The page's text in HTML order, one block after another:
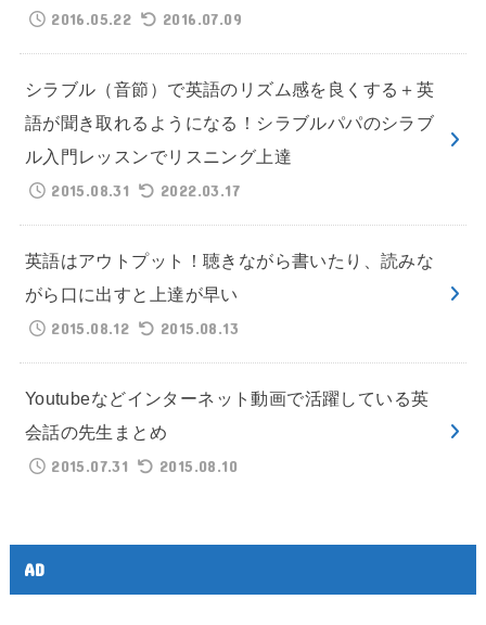
2016.05.22
2016.07.09
シラブル（音節）で英語のリズム感を良くする＋英
語が聞き取れるようになる！シラブルパパのシラブ
ル入門レッスンでリスニング上達
2015.08.31
2022.03.17
英語はアウトプット！聴きながら書いたり、読みな
がら口に出すと上達が早い
2015.08.12
2015.08.13
Youtubeなどインターネット動画で活躍している英
会話の先生まとめ
2015.07.31
2015.08.10
AD